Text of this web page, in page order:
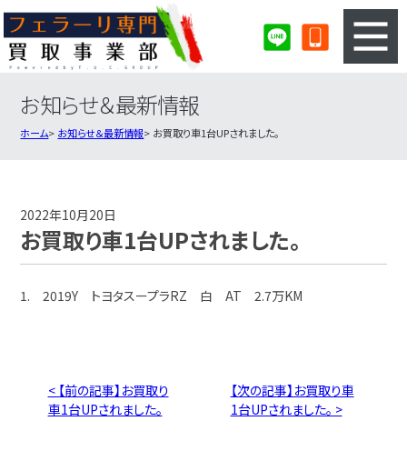
3ステップのカンタン査定
フェラーリ買取実績
お知らせ＆最新情報
ホーム お知らせ＆最新情報 お買取り車1台UPされました。
2022年10月20日
お買取り車1台UPされました。
1. 2019Y トヨタスープラRZ 白 AT 2.7万KM
< 【前の記事】お買取り
車1台UPされました。
【次の記事】お買取り車
1台UPされました。 >